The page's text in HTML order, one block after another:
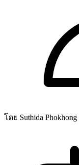
โดย Suthida Phokhong